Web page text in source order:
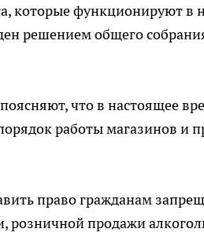
которые функционируют в
решением общего
что в настоящее
работы магазинов и
право гражданам
розничной продажи